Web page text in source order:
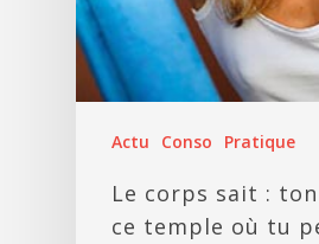
Actu Conso Pratique
Le corps sait :
ce temple où tu